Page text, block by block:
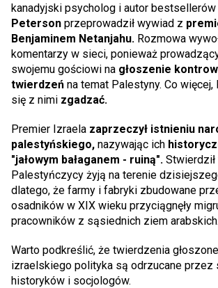
kanadyjski psycholog i autor bestsellerów
Peterson przeprowadził wywiad z
Benjaminem Netanjahu. Rozmowa
komentarzy w sieci, ponieważ
swojemu gościowi na głoszenie
twierdzeń na temat Palestyny. Co więcej,
się z nimi zgadzać.
Premier Izraela zaprzeczył istnieniu
palestyńskiego, nazywając ich
"jałowym bałaganem - ruiną".
Palestyńczycy żyją na terenie
dlatego, że farmy i fabryki zbudowane
osadników w XIX wieku przyciągnęły
pracowników z sąsiednich ziem arabskich.
Warto podkreślić, że twierdzenia
izraelskiego polityka są odrzucane przez
historyków i socjologów.